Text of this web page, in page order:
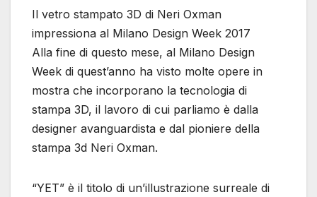
Il vetro stampato 3D di Neri Oxman
impressiona al Milano Design Week 2017
Alla fine di questo mese, al Milano Design
Week di quest’anno ha visto molte opere in
mostra che incorporano la tecnologia di
stampa 3D, il lavoro di cui parliamo è dalla
designer avanguardista e dal pioniere della
stampa 3d Neri Oxman.
“YET” è il titolo di un’illustrazione surreale di